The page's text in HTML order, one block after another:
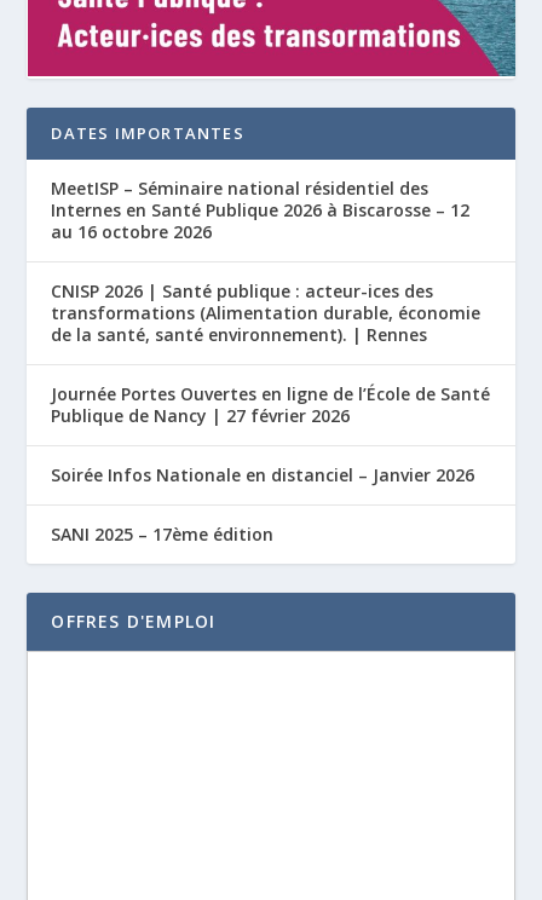
DATES IMPORTANTES
MeetISP – Séminaire national résidentiel des
Internes en Santé Publique 2026 à Biscarosse – 12
au 16 octobre 2026
CNISP 2026 | Santé publique : acteur-ices des
transformations (Alimentation durable, économie
de la santé, santé environnement). | Rennes
Journée Portes Ouvertes en ligne de l’École de Santé
Publique de Nancy | 27 février 2026
Soirée Infos Nationale en distanciel – Janvier 2026
SANI 2025 – 17ème édition
OFFRES D'EMPLOI